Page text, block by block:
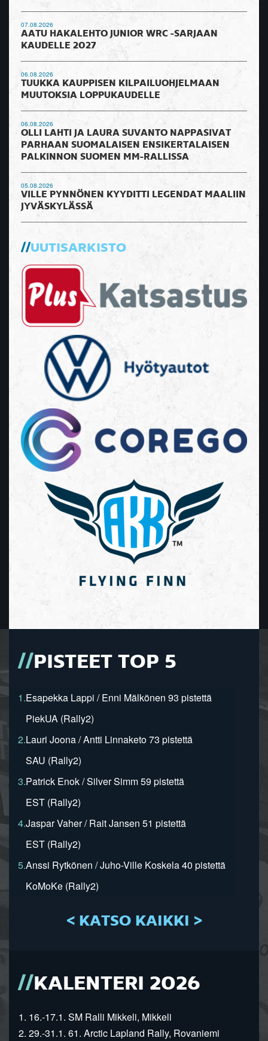
07.08.2026
AATU HAKALEHTO JUNIOR WRC -SARJAAN
KAUDELLE 2027
06.08.2026
TUUKKA KAUPPISEN KILPAILUOHJELMAAN
MUUTOKSIA LOPPUKAUDELLE
06.08.2026
OLLI LAHTI JA LAURA SUVANTO NAPPASIVAT
PARHAAN SUOMALAISEN ENSIKERTALAISEN
PALKINNON SUOMEN MM-RALLISSA
05.08.2026
VILLE PYNNÖNEN KYYDITTI LEGENDAT MAALIIN
JYVÄSKYLÄSSÄ
UUTISARKISTO
PISTEET TOP 5
1.Esapekka Lappi / Enni Mälkönen 93 pistettä
PiekUA (Rally2)
2.Lauri Joona / Antti Linnaketo 73 pistettä
SAU (Rally2)
3.Patrick Enok / Silver Simm 59 pistettä
EST (Rally2)
4.Jaspar Vaher / Rait Jansen 51 pistettä
EST (Rally2)
5.Anssi Rytkönen / Juho-Ville Koskela 40 pistettä
KoMoKe (Rally2)
< KATSO KAIKKI >
KALENTERI 2026
1. 16.-17.1. SM Ralli Mikkeli, Mikkeli
2. 29.-31.1. 61. Arctic Lapland Rally, Rovaniemi